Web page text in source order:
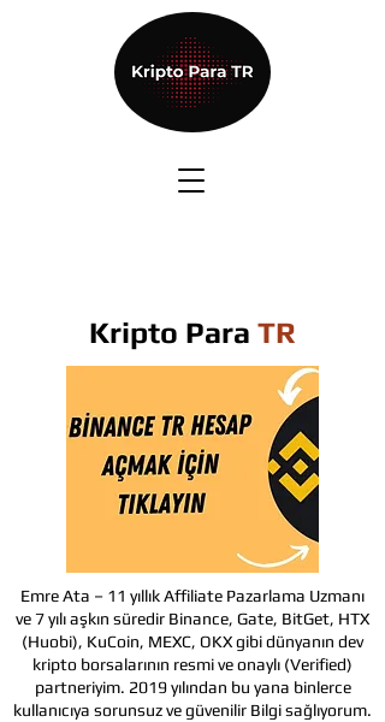
Kripto Para TR
Emre Ata – 11 yıllık Affiliate Pazarlama Uzmanı
ve 7 yılı aşkın süredir Binance, Gate, BitGet, HTX
(Huobi), KuCoin, MEXC, OKX gibi dünyanın dev
kripto borsalarının resmi ve onaylı (Verified)
partneriyim. 2019 yılından bu yana binlerce
kullanıcıya sorunsuz ve güvenilir Bilgi sağlıyorum.